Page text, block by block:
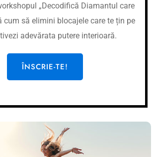
în practică
cursului, cât și după, ori de
ceilalți despre tine pe primul
tot ceea ce ai învățat din
„Decodifică Diamantul care
cum să elimini blocajele care te țin pe
adevărata putere interioară.
ÎNSCRIE-TE!